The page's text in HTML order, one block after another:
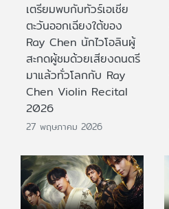
เตรียมพบกับทัวร์เอเชีย
ตะวันออกเฉียงใต้ของ
Ray Chen นักไวโอลินผู้
สะกดผู้ชมด้วยเสียงดนตรี
มาแล้วทั่วโลกกับ Ray
Chen Violin Recital
2026
27 พฤษภาคม 2026